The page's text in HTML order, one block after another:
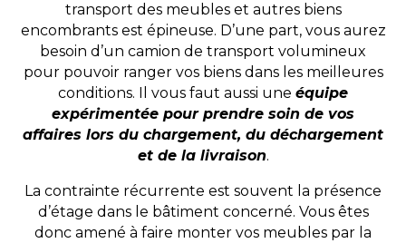
transport des meubles et autres biens
encombrants est épineuse. D’une part, vous aurez
besoin d’un camion de transport volumineux
pour pouvoir ranger vos biens dans les meilleures
conditions. Il vous faut aussi une équipe
expérimentée pour prendre soin de vos
affaires lors du chargement, du déchargement
et de la livraison.
La contrainte récurrente est souvent la présence
d’étage dans le bâtiment concerné. Vous êtes
donc amené à faire monter vos meubles par la